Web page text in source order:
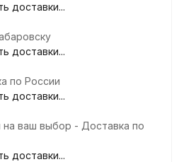
доставки...
доставки...
по России
доставки...
на ваш выбор - Доставка по
доставки...